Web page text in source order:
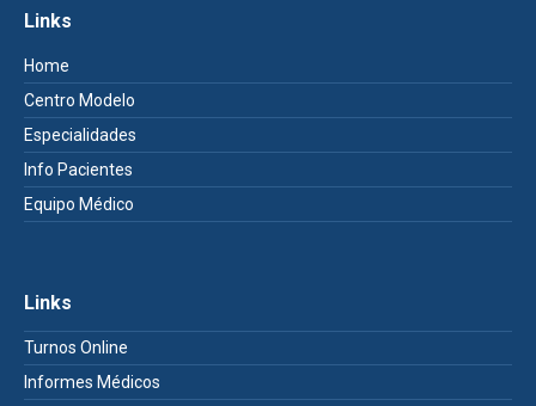
Links
Home
Centro Modelo
Especialidades
Info Pacientes
Equipo Médico
Links
Turnos Online
Informes Médicos